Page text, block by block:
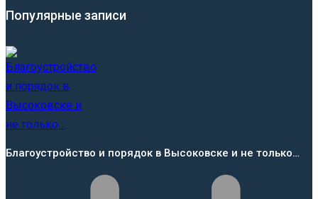
Популярные записи
Благоустройство и порядок в Высоковске и не только…